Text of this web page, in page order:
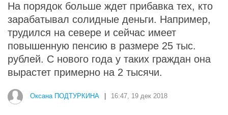
На порядок больше ждет прибавка тех, кто
зарабатывал солидные деньги. Например,
трудился на севере и сейчас имеет
повышенную пенсию в размере 25 тыс.
рублей. С нового года у таких граждан она
вырастет примерно на 2 тысячи.
Оксана ПОДТУРКИНА 16:47, 19 дек 2018